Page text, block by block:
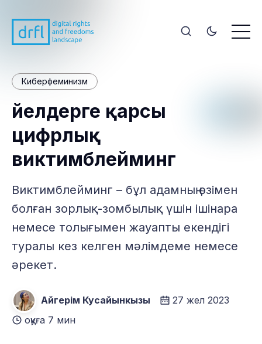
Киберфеминизм
Әйелдерге қарсы
цифрлық
виктимблейминг
Виктимблейминг – бұл адамның өзімен
болған зорлық-зомбылық үшін ішінара
немесе толығымен жауапты екендігі
туралы кез келген мәлімдеме немесе
әрекет.
Айгерім Кусайынкызы
27 жел 2023
оқуға 7 мин